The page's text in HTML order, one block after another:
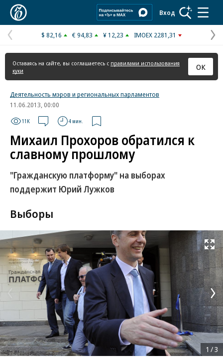
Вход
Предыдущая
страница
$ 82,16 € 94,83 ¥ 12,23 IMOEX 2281,31
Оставаясь на сайте, вы соглашаетесь с правилами использования
куки
ОК
Деятельность мэров и региональных парламентов
11.06.2013, 00:00
11K 4 мин.
Михаил Прохоров обратился к
славному прошлому
"Гражданскую платформу" на выборах
поддержит Юрий Лужков
Выборы
Развернуть
1 /3